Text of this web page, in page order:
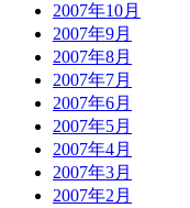
2007年10月
2007年9月
2007年8月
2007年7月
2007年6月
2007年5月
2007年4月
2007年3月
2007年2月